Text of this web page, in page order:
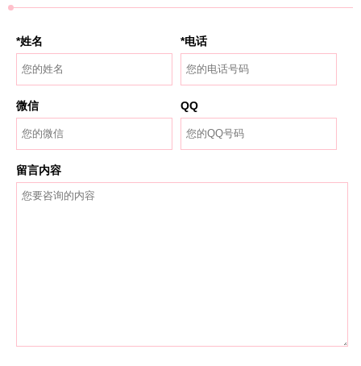
*姓名 *电话
微信 QQ
留言内容